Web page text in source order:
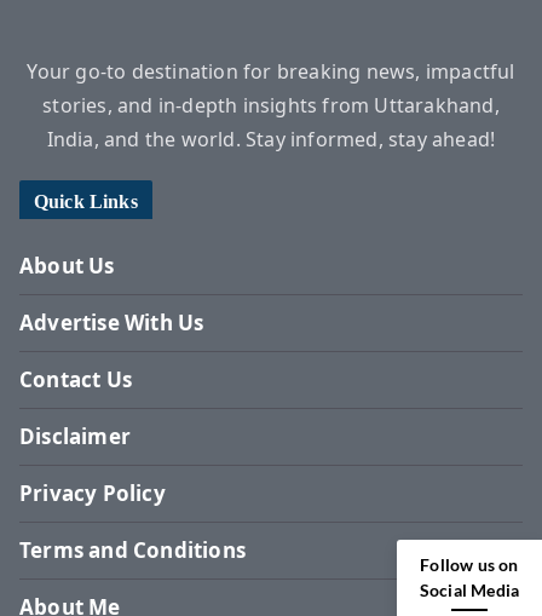
Your go-to destination for breaking news, impactful
stories, and in-depth insights from Uttarakhand,
India, and the world. Stay informed, stay ahead!
Quick Links
About Us
Advertise With Us
Contact Us
Disclaimer
Privacy Policy
Terms and Conditions
About Me
Follow us on
Social Media